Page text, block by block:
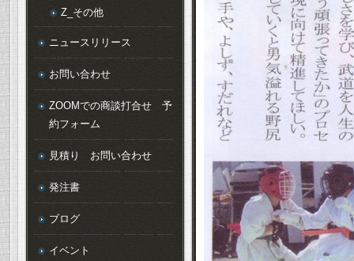
Z_その他
ニュースリリース
お問い合わせ
ZOOMでの商談打合せ 予
約フォーム
見積り お問い合わせ
発注書
ブログ
イベント